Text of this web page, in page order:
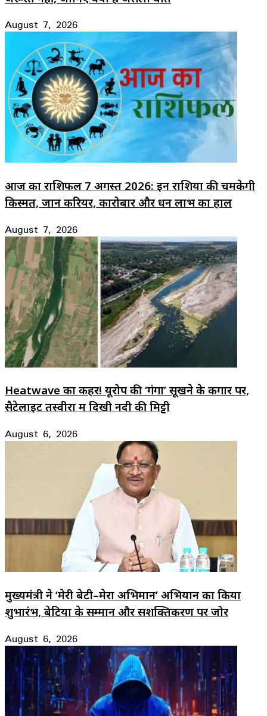
August 7, 2026
आज का राशिफल 7 अगस्त 2026: इन राशियों की चमकेगी
किस्मत, जानें करियर, कारोबार और धन लाभ का हाल
August 7, 2026
Heatwave का कहर! यूरोप की ‘गंगा’ सूखने के कगार पर,
सैटेलाइट तस्वीरों में दिखी नदी की मिट्टी
August 6, 2026
मुख्यमंत्री ने ‘मेरी बेटी–मेरा अभिमान’ अभियान का किया
शुभारंभ, बेटियों के सम्मान और सशक्तिकरण पर जोर
August 6, 2026